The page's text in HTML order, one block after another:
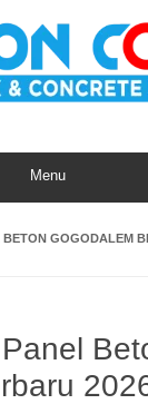
Menu
BETON GOGODALEM